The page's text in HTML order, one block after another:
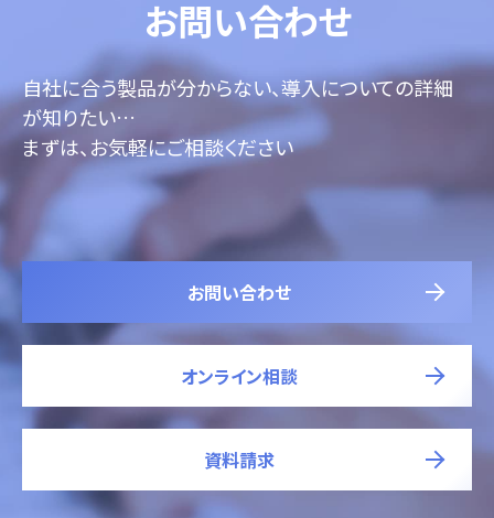
お問い合わせ
自社に合う製品が分からない、導入についての詳細
が知りたい…
まずは、お気軽にご相談ください
お問い合わせ
オンライン相談
資料請求